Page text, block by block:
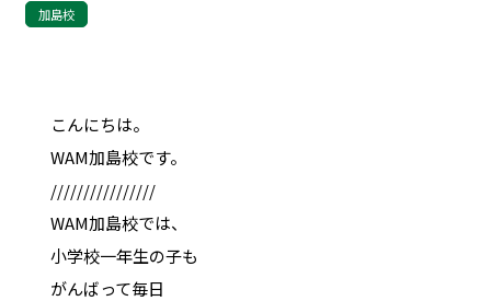
加島校
こんにちは。
WAM加島校です。
////////////////
WAM加島校では、
小学校一年生の子も
がんばって毎日